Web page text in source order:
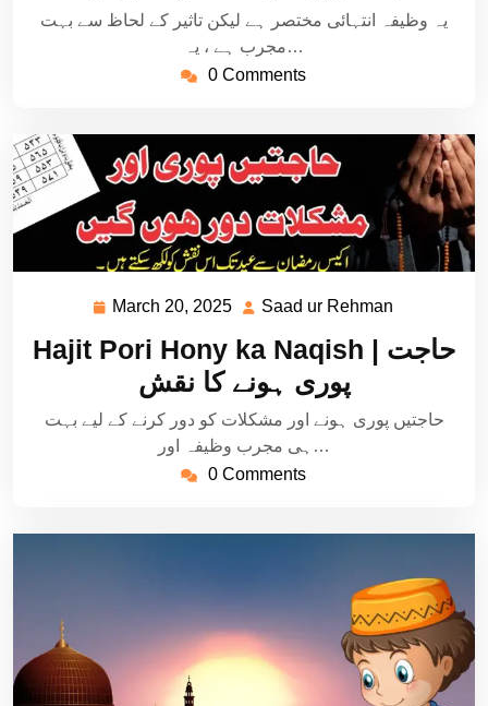
یہ وظیفہ انتہائی مختصر ہے لیکن تاثیر کے لحاظ سے بہت
مجرب ہے ، یہ…
0 Comments
March 20, 2025 March
2025
Saad ur Rehman
Rehman
Hajit Pori Hony ka Naqish | حاجت
پوری ہونے کا نقش
حاجتیں پوری ہونے اور مشکلات کو دور کرنے کے لیے بہت
ہی مجرب وظیفہ اور…
0 Comments